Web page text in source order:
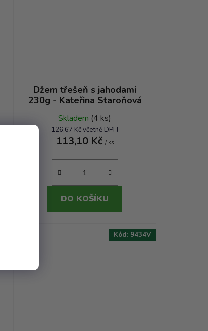
Džem třešeň s jahodami
230g - Kateřina Staroňová
Skladem (4 ks)
126,67 Kč včetně DPH
113,10 Kč / ks
DO KOŠÍKU
Kód: 9434V